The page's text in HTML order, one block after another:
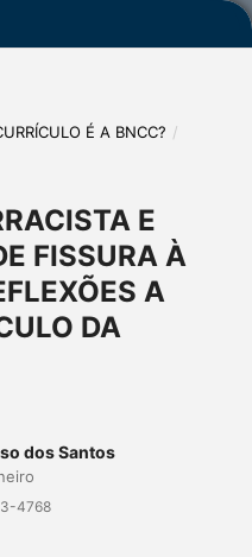
É A BNCC? /
E
FISSURA À
A
DA
dos Santos
4768